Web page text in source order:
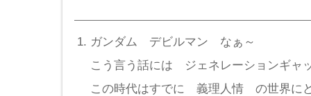
ガンダム デビルマン なぁ～
こう言う話には ジェネレーションギャ
この時代はすでに 義理人情 の世界に